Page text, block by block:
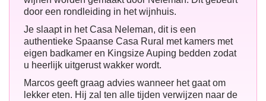
door een rondleiding in het wijnhuis.
Je slaapt in het Casa Neleman, dit is een
authentieke Spaanse Casa Rural met kamers met
eigen badkamer en Kingsize Auping bedden zodat
u heerlijk uitgerust wakker wordt.
Marcos geeft graag advies wanneer het gaat om
lekker eten. Hij zal ten alle tijden verwijzen naar de